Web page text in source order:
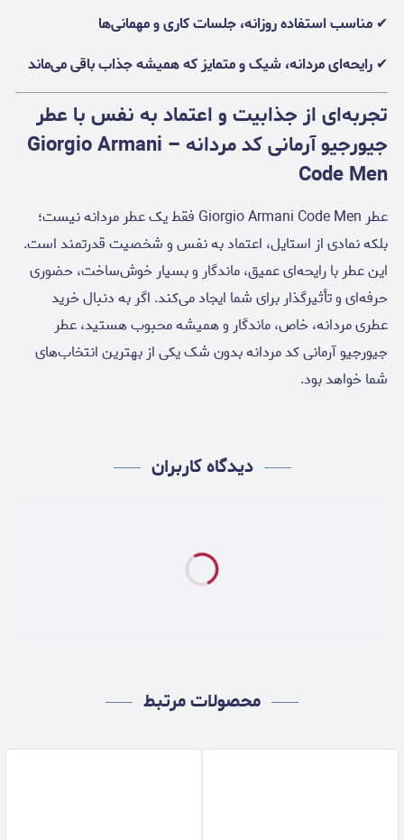
✔ مناسب استفاده روزانه، جلسات کاری و مهمانی‌ها
✔ رایحه‌ای مردانه، شیک و متمایز که همیشه جذاب باقی می‌ماند
تجربه‌ای از جذابیت و اعتماد به نفس با عطر
جیورجیو آرمانی کد مردانه – Giorgio Armani
Code Men
عطر Giorgio Armani Code Men فقط یک عطر مردانه نیست؛
بلکه نمادی از استایل، اعتماد به نفس و شخصیت قدرتمند است.
این عطر با رایحه‌ای عمیق، ماندگار و بسیار خوش‌ساخت، حضوری
حرفه‌ای و تأثیرگذار برای شما ایجاد می‌کند. اگر به دنبال خرید
عطری مردانه، خاص، ماندگار و همیشه محبوب هستید، عطر
جیورجیو آرمانی کد مردانه بدون شک یکی از بهترین انتخاب‌های
شما خواهد بود.
دیدگاه کاربران
محصولات مرتبط